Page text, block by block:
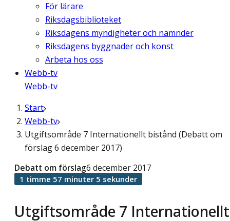
För lärare
Riksdagsbiblioteket
Riksdagens myndigheter och nämnder
Riksdagens byggnader och konst
Arbeta hos oss
Webb-tv
Webb-tv
Start
Webb-tv
Utgiftsområde 7 Internationellt bistånd (Debatt om
förslag 6 december 2017)
Utgiftsområde 7 Internationellt
Debatt om förslag6 december 2017
1 timme 57 minuter 5 sekunder